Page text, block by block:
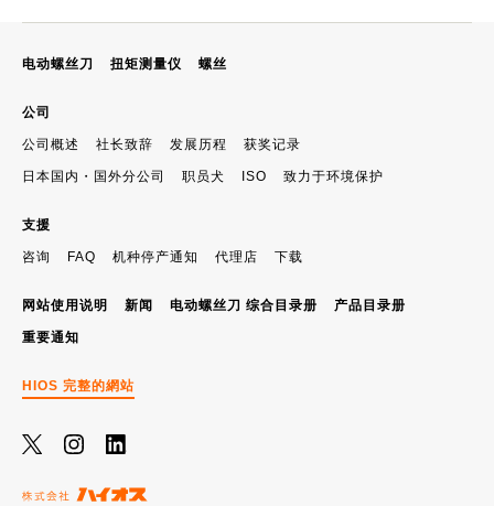
电动螺丝刀 扭矩测量仪 螺丝
公司
公司概述 社长致辞 发展历程 获奖记录
日本国内・国外分公司 职员犬 ISO 致力于环境保护
支援
咨询 FAQ 机种停产通知 代理店 下载
网站使用说明 新闻 电动螺丝刀 综合目录册 产品目录册
重要通知
HIOS 完整的網站